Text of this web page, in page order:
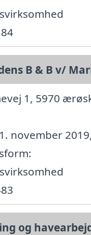
B & B v/
1, 5970
november 2019,
og